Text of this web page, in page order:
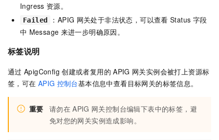
Ingress 资源。
Failed ：APIG 网关处于非法状态，可以查看 Status 字段
中 Message 来进一步明确原因。
标签说明
通过 ApigConfig 创建或者复用的 APIG 网关实例会被打上资源标
签，可在 APIG 控制台基本信息中查看目标网关的标签信息。
重要 请勿在 APIG 网关控制台编辑下表中的标签，避
免对您的网关实例造成影响。